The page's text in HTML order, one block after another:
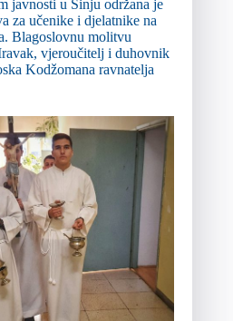
javnosti u Sinju održana je
za učenike i djelatnike na
Blagoslovnu molitvu
vjeroučitelj i duhovnik
Kodžomana ravnatelja